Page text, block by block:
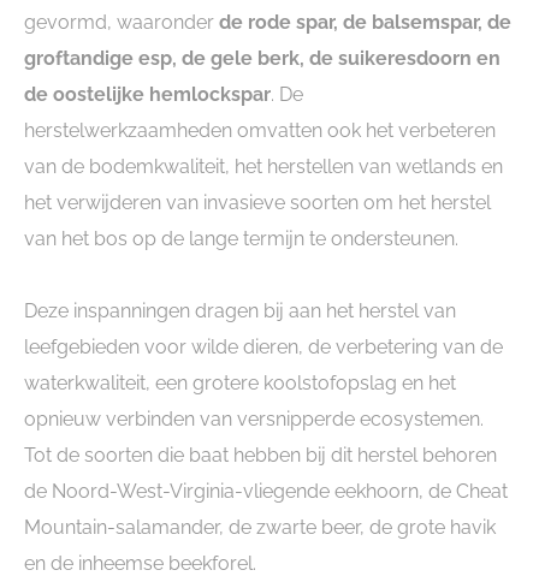
gevormd, waaronder de rode spar, de balsemspar, de
groftandige esp, de gele berk, de suikeresdoorn en
de oostelijke hemlockspar. De
herstelwerkzaamheden omvatten ook het verbeteren
van de bodemkwaliteit, het herstellen van wetlands en
het verwijderen van invasieve soorten om het herstel
van het bos op de lange termijn te ondersteunen.
Deze inspanningen dragen bij aan het herstel van
leefgebieden voor wilde dieren, de verbetering van de
waterkwaliteit, een grotere koolstofopslag en het
opnieuw verbinden van versnipperde ecosystemen.
Tot de soorten die baat hebben bij dit herstel behoren
de Noord-West-Virginia-vliegende eekhoorn, de Cheat
Mountain-salamander, de zwarte beer, de grote havik
en de inheemse beekforel.